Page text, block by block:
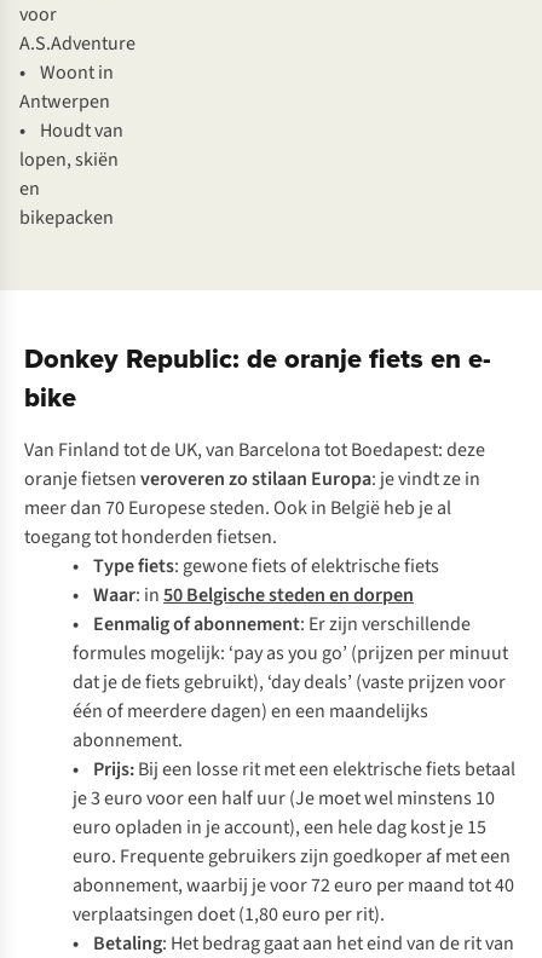
voor
A.S.Adventure
• Woont in
Antwerpen
• Houdt van
lopen, skiën
en
bikepacken
Donkey Republic: de oranje fiets en e-
bike
Van Finland tot de UK, van Barcelona tot Boedapest: deze
oranje fietsenveroveren zo stilaan Europa: je vindt ze in
meer dan 70 Europese steden. Ook in België heb je al
toegang tot honderden fietsen.
• Type fiets: gewone fiets of elektrische fiets
• Waar: in50 Belgische steden en dorpen
• Eenmalig of abonnement: Er zijn verschillende
formules mogelijk: ‘pay as you go’ (prijzen per minuut
dat je de fiets gebruikt), ‘day deals’ (vaste prijzen voor
één of meerdere dagen) en een maandelijks
abonnement.
• Prijs:Bij een losse rit met een elektrische fiets betaal
je 3 euro voor een half uur (Je moet wel minstens 10
euro opladen in je account), een hele dag kost je 15
euro. Frequente gebruikers zijn goedkoper af met een
abonnement, waarbij je voor 72 euro per maand tot 40
verplaatsingen doet (1,80 euro per rit).
• Betaling: Het bedrag gaat aan het eind van de rit van